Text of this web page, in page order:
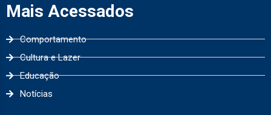
Mais Acessados
Comportamento
Cultura e Lazer
Educação
Notícias